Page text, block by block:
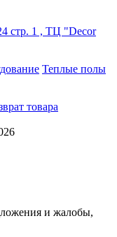
стр. 1 , ТЦ "Decor
Теплые полы
товара
и жалобы,